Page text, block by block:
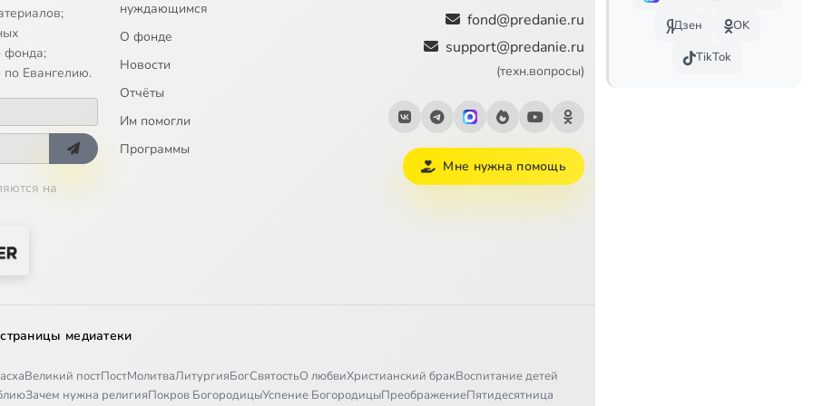
11:45
13:38
18:34
26:25
фонда;
Евангелию.
на
нуждающимся
О фонде
Новости
Отчёты
Им помогли
Программы
fond@predanie.ru
support@predanie.ru
(техн.вопросы)
Мне нужна помощь
медиатеки
Великий постПостМолитваЛитургияБогСвятостьО любвиХристианский бракВоспитание детей
Зачем нужна религияПокров БогородицыУспение БогородицыПреображениеПятидесятница
Дзен
OK
TikTok